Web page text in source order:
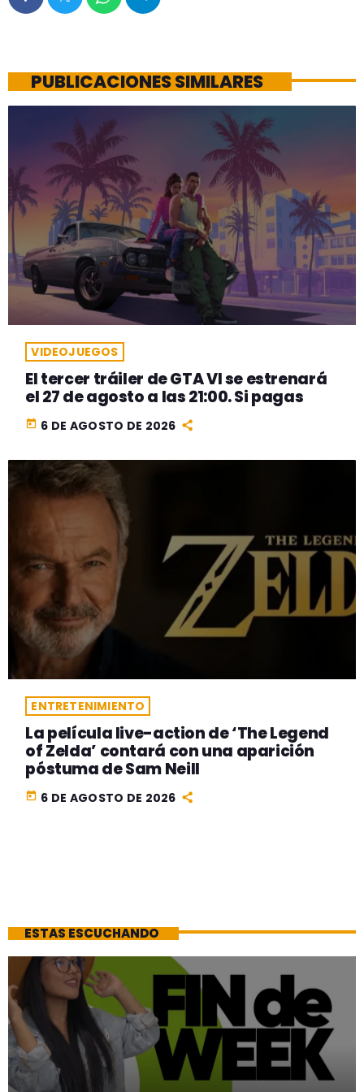
PUBLICACIONES SIMILARES
VIDEOJUEGOS
El tercer tráiler de GTA VI se estrenará
el 27 de agosto a las 21:00. Si pagas
today 6 DE AGOSTO DE 2026
ENTRETENIMIENTO
La película live-action de ‘The Legend
of Zelda’ contará con una aparición
póstuma de Sam Neill
today 6 DE AGOSTO DE 2026
ESTAS ESCUCHANDO